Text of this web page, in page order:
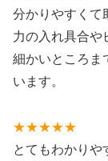
分かりやすくて
力の入れ具合や
細かいところま
います。
★★★★★
とてもわかりや